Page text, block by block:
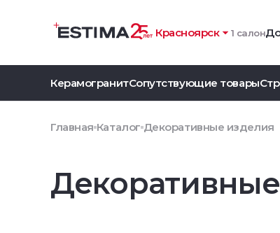
Красноярск 1 салон
КерамогранитСопутствующие товары
Главная Каталог Декоративные изделия